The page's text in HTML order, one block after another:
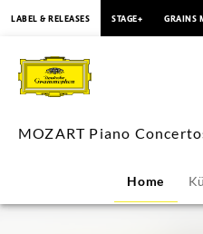
MOZART
Piano
Concertos
4,
LABEL & RELEASES STAGE+ GRAINS
MOZART Piano
Home